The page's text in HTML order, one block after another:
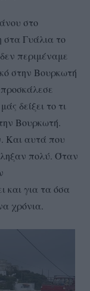
στο
στα Γυάλια το
περιμέναμε
στην Βουρκωτή
δείξει το τι
Βουρκωτή.
Και αυτά που
πολύ. Όταν
και για τα όσα
χρόνια.